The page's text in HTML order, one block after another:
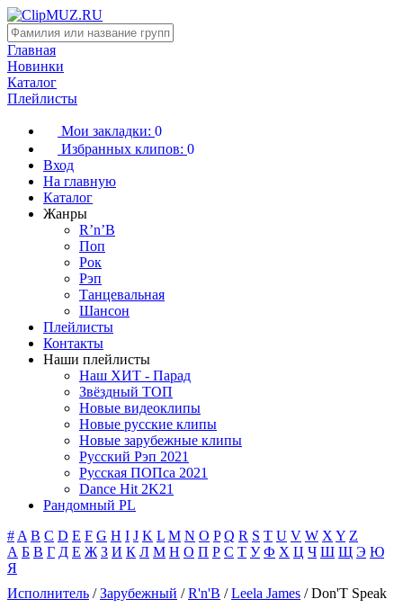
Главная
Новинки
Каталог
Плейлисты
Мои закладки: 0
Избранных клипов: 0
Вход
На главную
Каталог
Жанры
R’n’B
Поп
Рок
Рэп
Танцевальная
Шансон
Плейлисты
Контакты
Наши плейлисты
Наш ХИТ - Парад
Звёздный ТОП
Новые видеоклипы
Новые русские клипы
Новые зарубежные клипы
Русский Рэп 2021
Русская ПОПса 2021
Dance Hit 2K21
Рандомный PL
# A B C D E F G H I J K L M N O P Q R S T U V W X Y Z
А Б В Г Д Е Ж З И К Л М Н О П Р С Т У Ф Х Ц Ч Ш Щ Э Ю
Я
Исполнитель /Зарубежный /R'n'B /Leela James / Don'T Speak